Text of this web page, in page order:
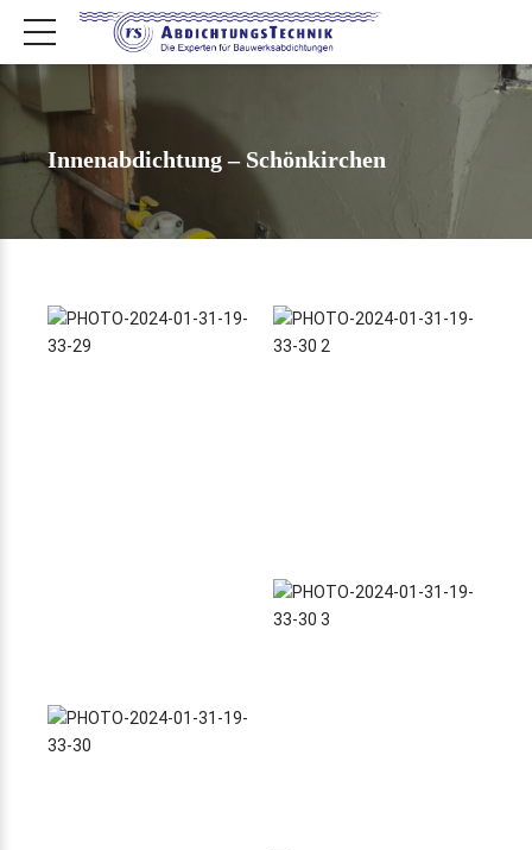
Innenabdichtung – Schönkirchen